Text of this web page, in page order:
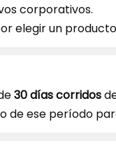
corporativos.
elegir un
30 días corridos
de ese período